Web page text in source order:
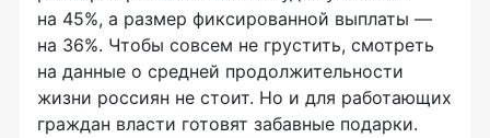
на 45%, а размер фиксированной выплаты —
на 36%. Чтобы совсем не грустить, смотреть
на данные о средней продолжительности
жизни россиян не стоит. Но и для работающих
граждан власти готовят забавные подарки.